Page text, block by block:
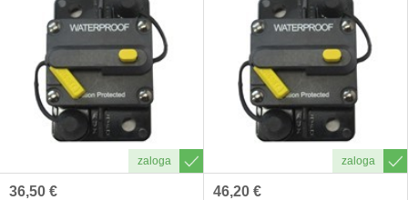
36,50 € 46,20 €